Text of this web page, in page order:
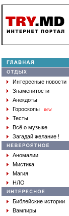
Интересные новости
Знаменитости
Анекдоты
Гороскопы
new
Тесты
Всё о музыке
Загадай желание !
Аномалии
Мистика
Магия
НЛО
Библейские истории
Вампиры